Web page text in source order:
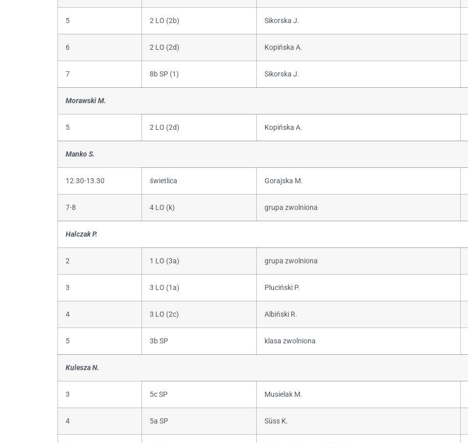
5 2 LO (2b) Sikorska J.
6 2 LO (2d) Kopińska A.
7 8b SP (1) Sikorska J.
Morawski M.
5 2 LO (2d) Kopińska A.
Manko S.
12.30-13.30 świetlica Gorajska M.
7-8 4 LO (k) grupa zwolniona
Halczak P.
2 1 LO (3a) grupa zwolniona
3 3 LO (1a) Pluciński P.
4 3 LO (2c) Albiński R.
5 3b SP klasa zwolniona
Kulesza N.
3 5c SP Musielak M.
4 5a SP Süss K.